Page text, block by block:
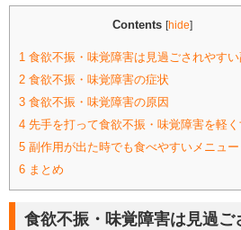
Contents [hide]
1 食欲不振・味覚障害は見過ごされやすい
2 食欲不振・味覚障害の症状
3 食欲不振・味覚障害の原因
4 先手を打って食欲不振・味覚障害を軽
5 副作用が出た時でも食べやすいメニュー
6 まとめ
食欲不振・味覚障害は見過ご